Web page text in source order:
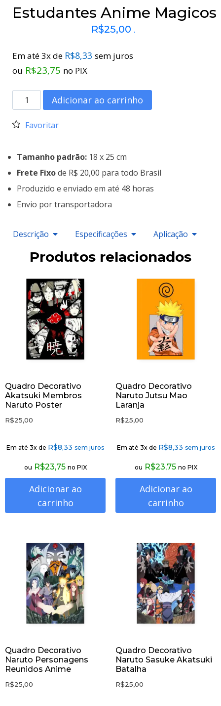
Estudantes Anime Magicos
R$25,00 .
Em até 3x de R$8,33 sem juros
ou R$23,75 no PIX
Adicionar ao carrinho
Favoritar
Tamanho padrão: 18 x 25 cm
Frete Fixode R$ 20,00 para todo Brasil
Produzido e enviado em até 48 horas
Envio por transportadora
Descrição Especificações Aplicação
Produtos relacionados
Quadro Decorativo
Akatsuki Membros
Naruto Poster
R$25,00
Em até 3x de R$8,33 sem juros
ou R$23,75 no PIX
Adicionar ao
carrinho
Quadro Decorativo
Naruto Jutsu Mao
Laranja
R$25,00
Em até 3x de R$8,33 sem juros
ou R$23,75 no PIX
Adicionar ao
carrinho
Quadro Decorativo
Naruto Personagens
Reunidos Anime
R$25,00
Quadro Decorativo
Naruto Sasuke Akatsuki
Batalha
R$25,00